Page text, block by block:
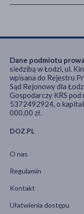
DOZ.PL
O nas
Regulamin
Kontakt
Ułatwienia dostępu
Dane podmiotu
siedzibą w Łodzi, ul.
wpisana do Rejestru
Sąd Rejonowy dla
Gospodarczy KRS
5372492924, o
000,00 zł.